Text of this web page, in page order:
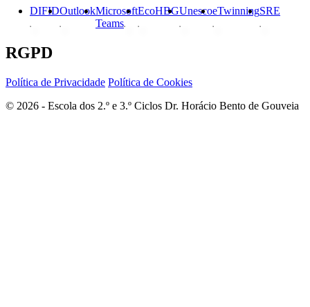
DIFIDOutlookMicrosoft
Teams
EcoHBGUnescoeTwinningSRE
RGPD
Política de Privacidade Política de Cookies
© 2026 - Escola dos 2.º e 3.º Ciclos Dr. Horácio Bento de Gouveia